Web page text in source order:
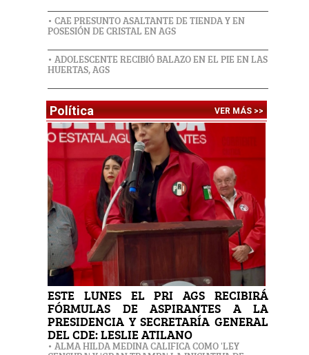
• CAE PRESUNTO ASALTANTE DE TIENDA Y EN
POSESIÓN DE CRISTAL EN AGS
• ADOLESCENTE RECIBIÓ BALAZO EN EL PIE EN LAS
HUERTAS, AGS
Política VER MÁS >>
ESTE LUNES EL PRI AGS RECIBIRÁ
FÓRMULAS DE ASPIRANTES A LA
PRESIDENCIA Y SECRETARÍA GENERAL
DEL CDE: LESLIE ATILANO
• ALMA HILDA MEDINA CALIFICA COMO 'LEY